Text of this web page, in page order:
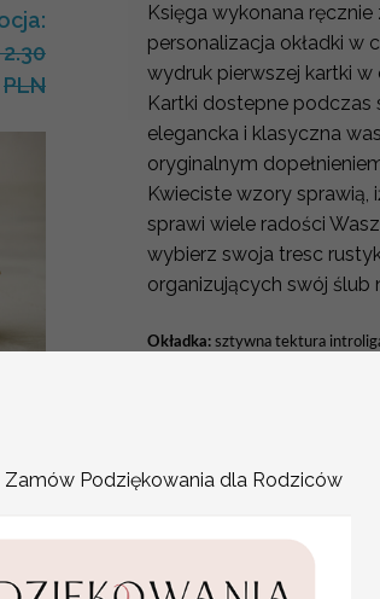
2.30
PLN
Księga wykonana
personalizacja okładki w
wydruk pierwszej kartki
Kartki dostepne podczas
elegancka i klasyczna
oryginalnym
Kwieciste wzory
sprawi wiele radości
wybierz swoja tresc
organizujących swój ślub
Okładka: sztywna tektura
170 gram
Personalizacja: wypisanie imion
Zamów Podziękowania dla Rodziców